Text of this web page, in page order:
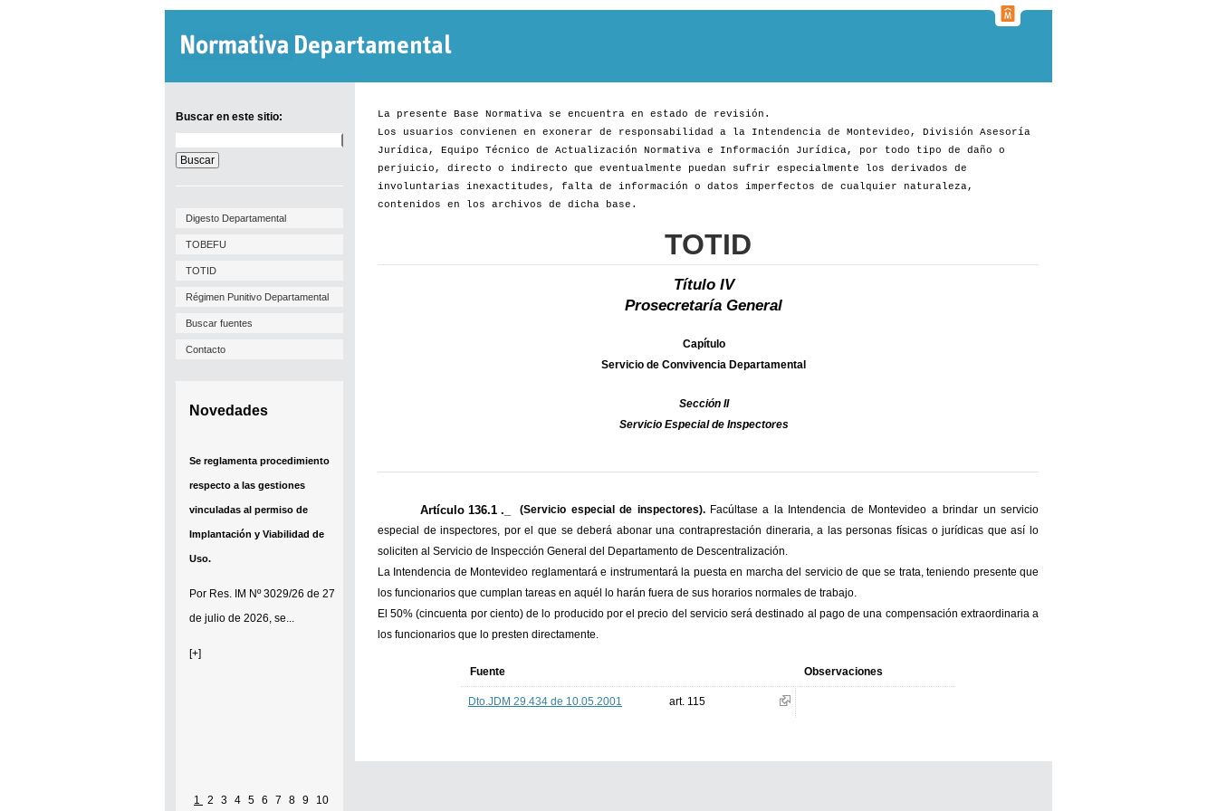
Buscar en este sitio:
en
este
sitio:
Digesto Departamental
TOBEFU
TOTID
Régimen Punitivo Departamental
Buscar fuentes
Contacto
Novedades
Se reglamenta procedimiento
respecto a las gestiones
vinculadas al permiso de
Implantación y Viabilidad de
Uso.
Por Res. IM Nº 3029/26 de 27
de julio de 2026, se...
[+]
1 2 3 4 5 6 7 8 9 10
La presente Base Normativa se encuentra en estado de revisión.
Los usuarios convienen en exonerar de responsabilidad a la Intendencia de Montevideo, División Asesoría
Jurídica, Equipo Técnico de Actualización Normativa e Información Jurídica, por todo tipo de daño o
perjuicio, directo o indirecto que eventualmente puedan sufrir especialmente los derivados de
involuntarias inexactitudes, falta de información o datos imperfectos de cualquier naturaleza,
contenidos en los archivos de dicha base.
TOTID
Título IV
Prosecretaría General
Capítulo
Servicio de Convivencia Departamental
Sección II
Servicio Especial de Inspectores
Artículo 136.1 ._ (Servicio especial de inspectores). Facúltase a la Intendencia de Montevideo a brindar un servicio
especial de inspectores, por el que se deberá abonar una contraprestación dineraria, a las personas físicas o jurídicas que así lo
soliciten al Servicio de Inspección General del Departamento de Descentralización.
La Intendencia de Montevideo reglamentará e instrumentará la puesta en marcha del servicio de que se trata, teniendo presente que
los funcionarios que cumplan tareas en aquél lo harán fuera de sus horarios normales de trabajo.
El 50% (cincuenta por ciento) de lo producido por el precio del servicio será destinado al pago de una compensación extraordinaria a
los funcionarios que lo presten directamente.
Fuente Observaciones
Dto.JDM 29.434 de 10.05.2001 art. 115